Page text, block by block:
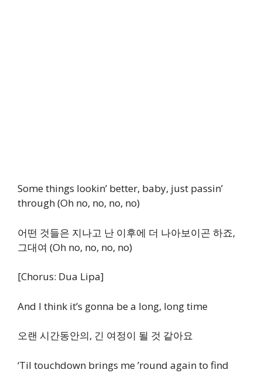
Some things lookin’ better, baby, just passin’
through (Oh no, no, no, no)
어떤 것들은 지나고 난 이후에 더 나아보이곤 하죠,
그대여 (Oh no, no, no, no)
[Chorus: Dua Lipa]
And I think it’s gonna be a long, long time
오랜 시간동안의, 긴 여정이 될 것 같아요
‘Til touchdown brings me ’round again to find